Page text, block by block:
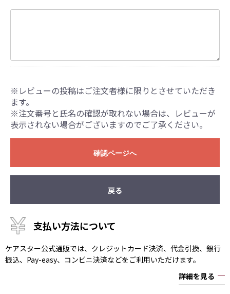
※レビューの投稿はご注文者様に限りとさせていただき
ます。
※注文番号と氏名の確認が取れない場合は、レビューが
表示されない場合がございますのでご了承ください。
確認ページへ
戻る
支払い方法について
ケアスター公式通販では、クレジットカード決済、代金引換、銀行
振込、Pay-easy、コンビニ決済などをご利用いただけます。
詳細を見る